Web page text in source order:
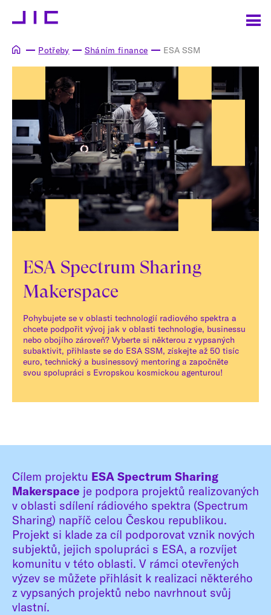
Potřeby Sháním finance ESA SSM
ESA Spectrum Sharing
Makerspace
Pohybujete se v oblasti technologií radiového spektra a
chcete podpořit vývoj jak v oblasti technologie, businessu
nebo obojího zároveň? Vyberte si některou z vypsaných
subaktivit, přihlaste se do ESA SSM, získejte až 50 tisíc
euro, technický a businessový mentoring a započněte
svou spolupráci s Evropskou kosmickou agenturou!
Cílem projektu ESA Spectrum Sharing
Makerspace je podpora projektů realizovaných
v oblasti sdílení rádiového spektra (Spectrum
Sharing) napříč celou Českou republikou.
Projekt si klade za cíl podporovat vznik nových
subjektů, jejich spolupráci s ESA, a rozvíjet
komunitu v této oblasti. V rámci otevřených
výzev se můžete přihlásit k realizaci některého
z vypsaných projektů nebo navrhnout svůj
vlastní.